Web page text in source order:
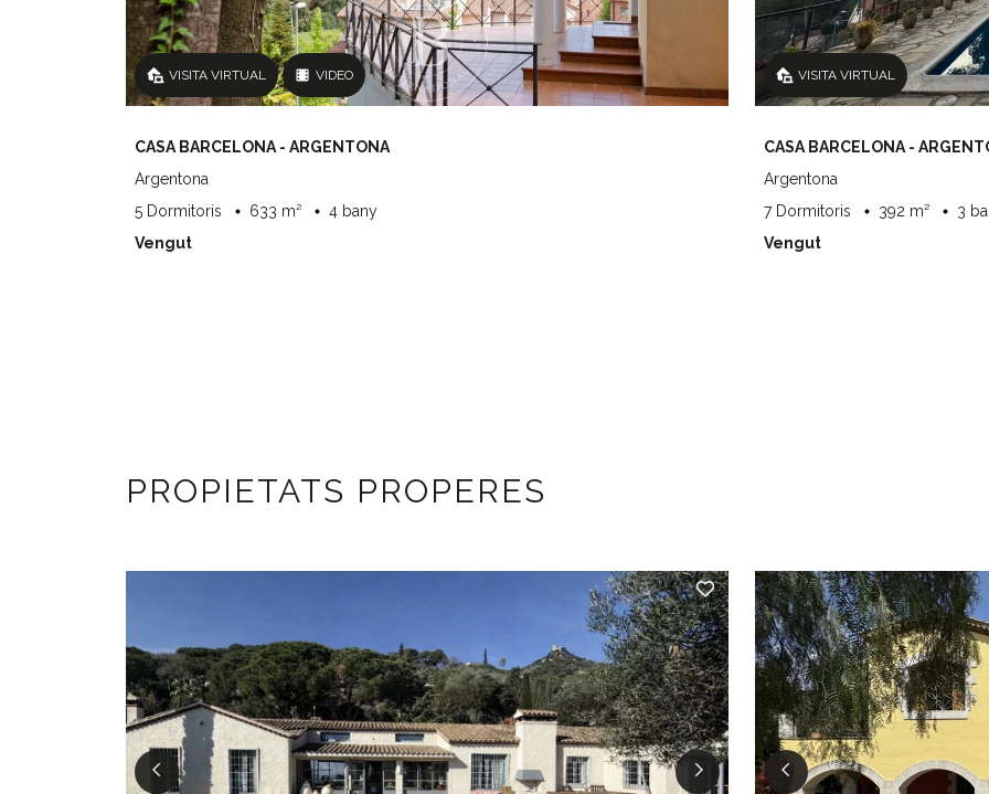
VISITA VIRTUAL VIDEO
CASA BARCELONA - ARGENTONA
Argentona
5 Dormitoris
633 m²
4 bany
Vengut
VISITA VIRTUAL
CASA BARCELONA -
Argentona
7 Dormitoris
392 m²
3
Vengut
PROPIETATS PROPERES